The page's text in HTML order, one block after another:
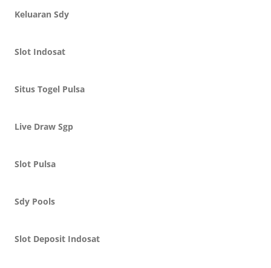
Keluaran Sdy
Slot Indosat
Situs Togel Pulsa
Live Draw Sgp
Slot Pulsa
Sdy Pools
Slot Deposit Indosat